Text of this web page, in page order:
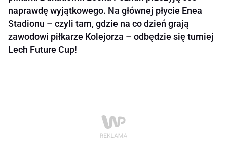
naprawdę wyjątkowego. Na głównej płycie Enea
Stadionu – czyli tam, gdzie na co dzień grają
zawodowi piłkarze Kolejorza – odbędzie się turniej
Lech Future Cup!